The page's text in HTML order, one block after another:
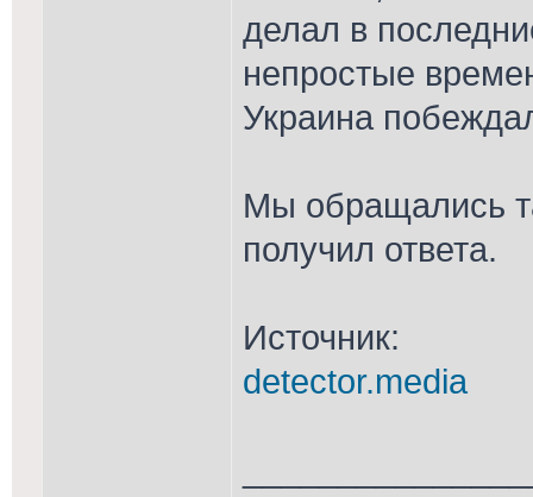
делал в
непростые
Украина
Мы обращались
получил ответа.
Источник:
detector.media